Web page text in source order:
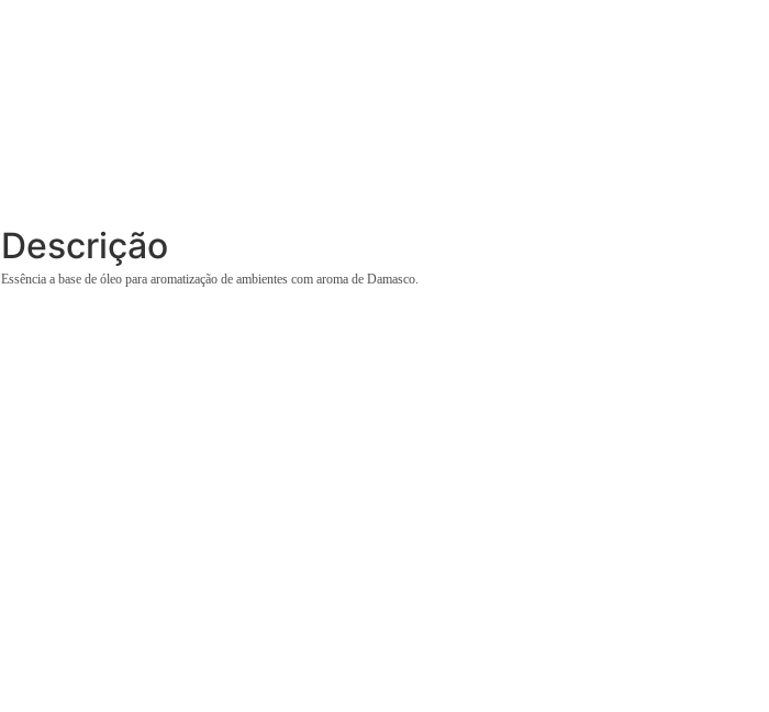
Descrição
Essência a base de óleo para aromatização de ambientes com aroma de Damasco.